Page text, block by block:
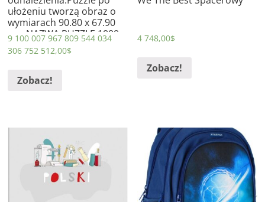
ułożeniu tworzą obraz o
wymiarach 90.80 x 67.90
cm. NAZWA PUZZLE 1000
AFRYKAŃSKI SŁOŃ
9 100 007 967 809 544 034
306 752 512,00$
Zobacz!
4 748,00$
Zobacz!